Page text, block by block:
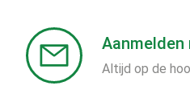
Altijd op de